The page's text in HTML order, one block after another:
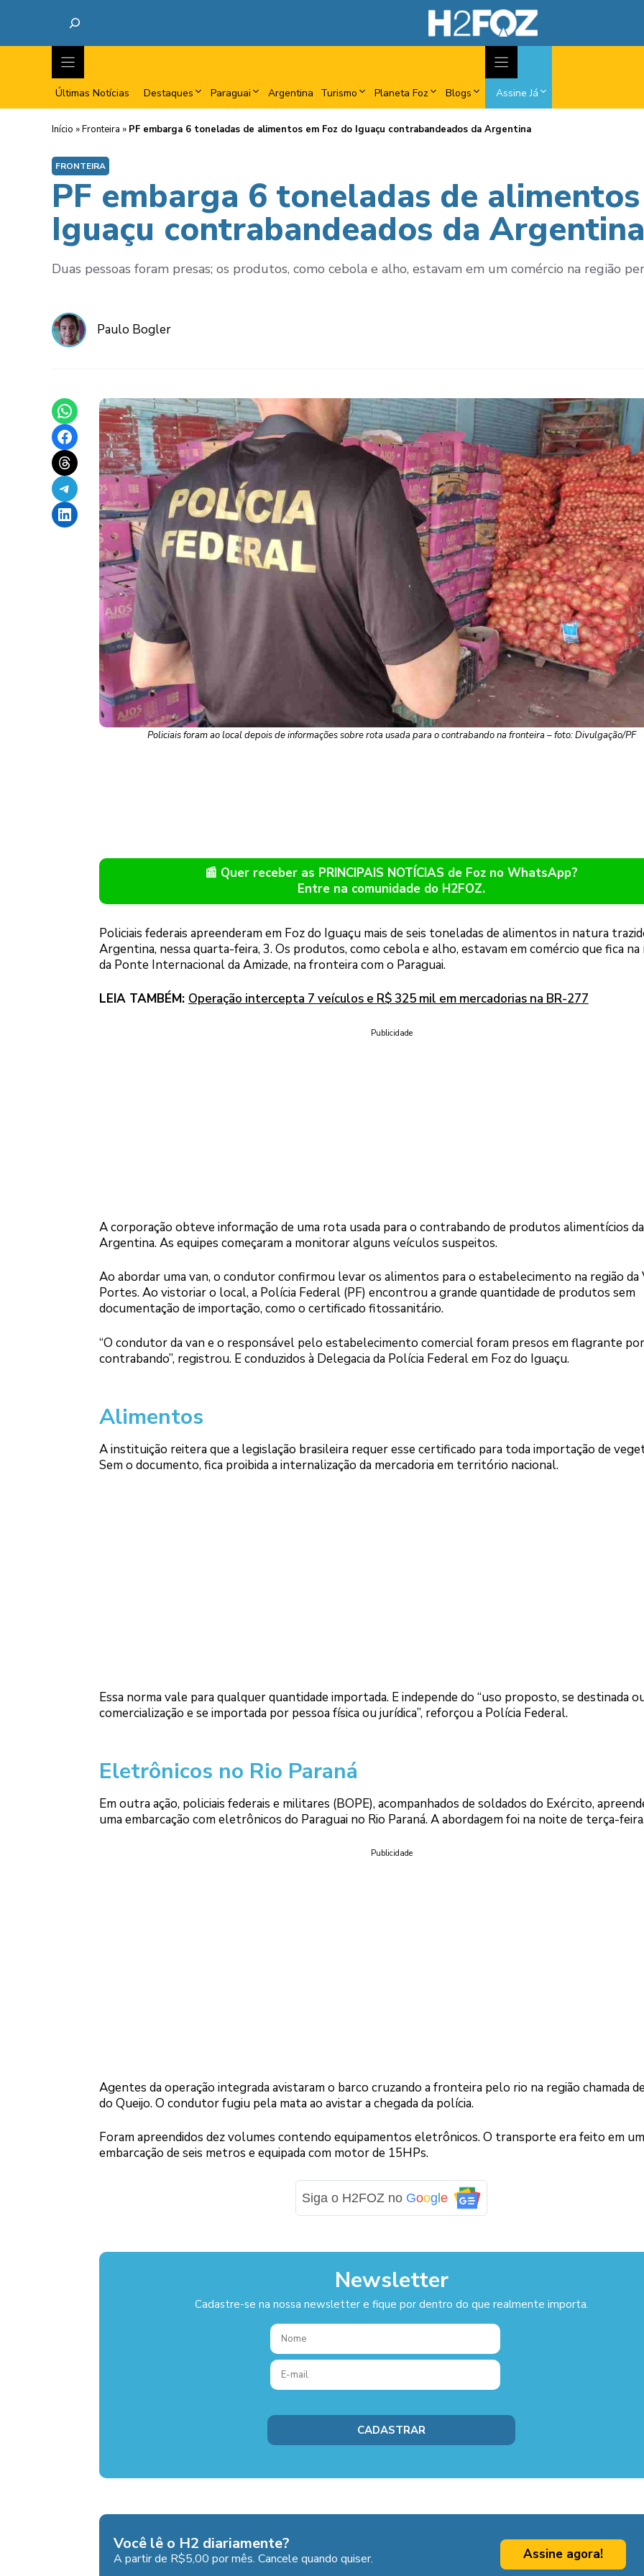
Últimas Notícias Destaques Paraguai Argentina Turismo Planeta Foz Blogs Assine Já
Início »Fronteira » PF embarga 6 toneladas de alimentos em Foz do Iguaçu contrabandeados da Argentina
FRONTEIRA
PF embarga 6 toneladas de
Iguaçu contrabandeados da Argentina
Duas pessoas foram presas; os produtos, como cebola e alho, estavam em um comércio na região
Paulo Bogler
Share on WhatsApp
Share on Facebook
Share on Threads
Share on Telegram
Share on LinkedIn
Policiais foram ao local depois de informações sobre rota usada para o contrabando na fronteira – foto: Divulgação/PF
📰 Quer receber as PRINCIPAIS NOTÍCIAS de Foz no WhatsApp?
Entre na comunidade do H2FOZ.
Policiais federais apreenderam em Foz do Iguaçu mais de seis toneladas de alimentos in natura
Argentina, nessa quarta-feira, 3. Os produtos, como cebola e alho, estavam em comércio que fica na
da Ponte Internacional da Amizade, na fronteira com o Paraguai.
LEIA TAMBÉM: Operação intercepta 7 veículos e R$ 325 mil em mercadorias na BR-277
Publicidade
A corporação obteve informação de uma rota usada para o contrabando de produtos alimentícios da
Argentina. As equipes começaram a monitorar alguns veículos suspeitos.
Ao abordar uma van, o condutor confirmou levar os alimentos para o estabelecimento na região da
Portes. Ao vistoriar o local, a Polícia Federal (PF) encontrou a grande quantidade de produtos sem
documentação de importação, como o certificado fitossanitário.
“O condutor da van e o responsável pelo estabelecimento comercial foram presos em flagrante por
contrabando”, registrou. E conduzidos à Delegacia da Polícia Federal em Foz do Iguaçu.
Alimentos
A instituição reitera que a legislação brasileira requer esse certificado para toda importação de
Sem o documento, fica proibida a internalização da mercadoria em território nacional.
Essa norma vale para qualquer quantidade importada. E independe do “uso proposto, se destinada
comercialização e se importada por pessoa física ou jurídica”, reforçou a Polícia Federal.
Eletrônicos no Rio Paraná
Em outra ação, policiais federais e militares (BOPE), acompanhados de soldados do Exército,
uma embarcação com eletrônicos do Paraguai no Rio Paraná. A abordagem foi na noite de terça-
Publicidade
Agentes da operação integrada avistaram o barco cruzando a fronteira pelo rio na região chamada
do Queijo. O condutor fugiu pela mata ao avistar a chegada da polícia.
Foram apreendidos dez volumes contendo equipamentos eletrônicos. O transporte era feito em
embarcação de seis metros e equipada com motor de 15HPs.
Siga o H2FOZ no Google
Newsletter
Cadastre-se na nossa newsletter e fique por dentro do que realmente importa.
Você lê o H2 diariamente?
A partir de R$5,00 por mês. Cancele quando quiser. Assine agora!